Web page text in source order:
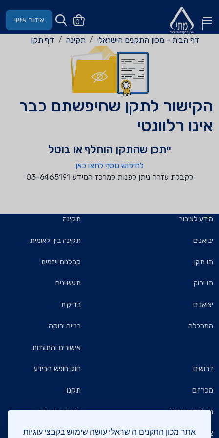
אתר מכון התקנים הישראלי עושה שימוש בקבצי עוגיות
0 איזור אישי
דף הבית - מכון התקנים הישראלי תקינה דף תקן
הקישור לתקן שחיפשתם כבר
אינו רלוונטי
ייתכן שהתקן הוחלף או בוטל
לחיפוש נוסף לחצו כאן
לקבלת עזרה ניתן לפנות למרכז המידע 03-6465191
מידע לציבור
יבואנים
תו תקן
תו ירוק
יצואנים
המכללה
תקינה
תקינה בין-לאומית
קבלנים ויזמים
תעשיינים
בדיקות
בנייה ירוקה
אישורים והתעדות
דרושים
מכרזים
חברי דירקטוריון
צרו קשר
חוק חופש המידע
תקנון
הצהרת נגישות
מדיניות הגנת הפרטיות